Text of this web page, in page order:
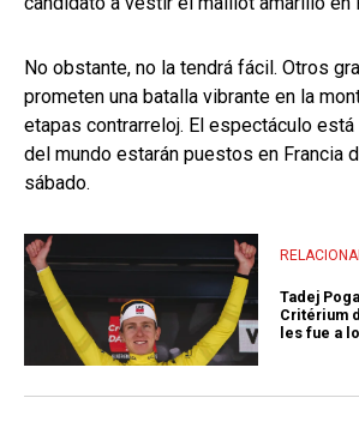
No obstante, no la tendrá fácil. Otros
prometen una batalla vibrante en la
etapas contrarreloj. El espectáculo
del mundo estarán puestos en Francia
sábado.
Tadej
Critérium
les fue a